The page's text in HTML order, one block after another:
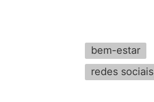
bem-estar
redes sociais